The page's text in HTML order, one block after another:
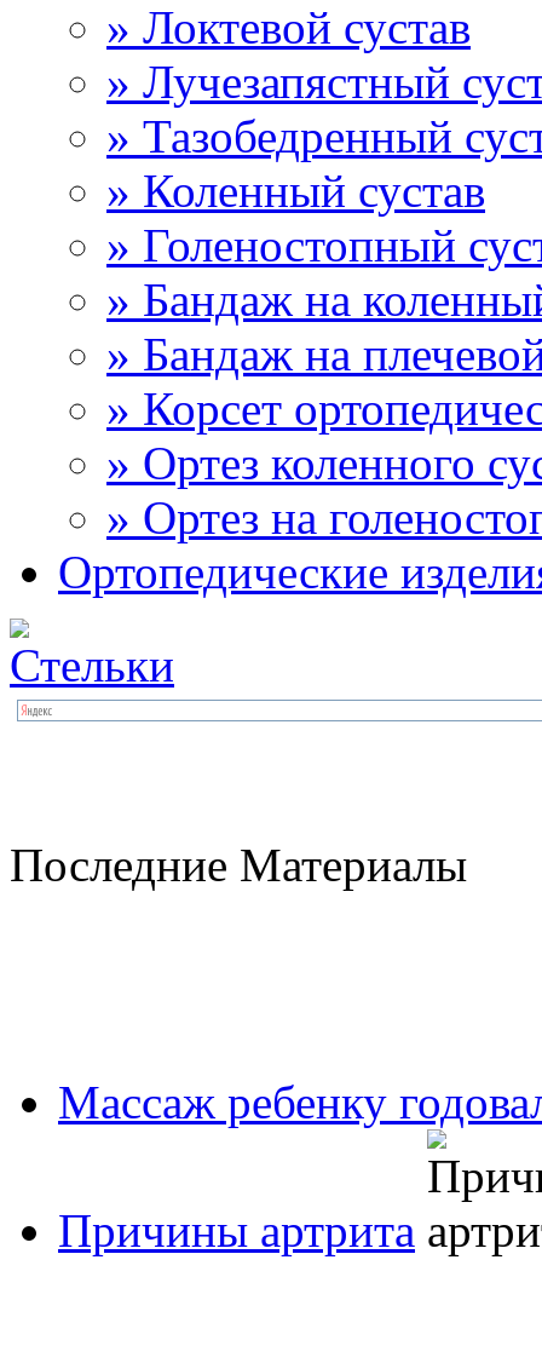
» Локтевой сустав
» Лучезапястный
» Тазобедренный
» Коленный сустав
» Голеностопный
» Бандаж на
» Бандаж на
» Корсет
» Ортез коленного
» Ортез на
Ортопедические
Последние Материалы
Массаж ребенку
Причины артрита